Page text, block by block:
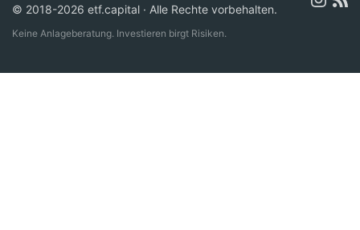
© 2018-2026 etf.capital · Alle Rechte vorbehalten.
Keine Anlageberatung. Investieren birgt Risiken.